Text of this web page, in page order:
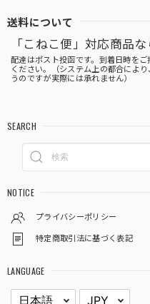
送料について
「こねこ便」対応商品な
配達はポスト投函です。到着日時を
ください。（システム上の都合によ
うのですが実際には承れません）
SEARCH
NOTICE
プライバシーポリシー
特定商取引法に基づく表記
LANGUAGE